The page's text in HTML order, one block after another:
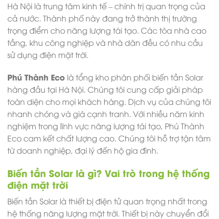
Hà Nội là trung tâm kinh tế – chính trị quan trọng của
cả nước. Thành phố này đang trở thành thị trường
trọng điểm cho năng lượng tái tạo. Các tòa nhà cao
tầng, khu công nghiệp và nhà dân đều có nhu cầu
sử dụng điện mặt trời.
Phú Thành Eco là tổng kho phân phối biến tần Solar
hàng đầu tại Hà Nội. Chúng tôi cung cấp giải pháp
toàn diện cho mọi khách hàng. Dịch vụ của chúng tôi
nhanh chóng và giá cạnh tranh. Với nhiều năm kinh
nghiệm trong lĩnh vực năng lượng tái tạo, Phú Thành
Eco cam kết chất lượng cao. Chúng tôi hỗ trợ tận tâm
từ doanh nghiệp, đại lý đến hộ gia đình.
Biến tần Solar là gì? Vai trò trong hệ thống
điện mặt trời
Biến tần Solar là thiết bị điện tử quan trọng nhất trong
hệ thống năng lượng mặt trời. Thiết bị này chuyển đổi